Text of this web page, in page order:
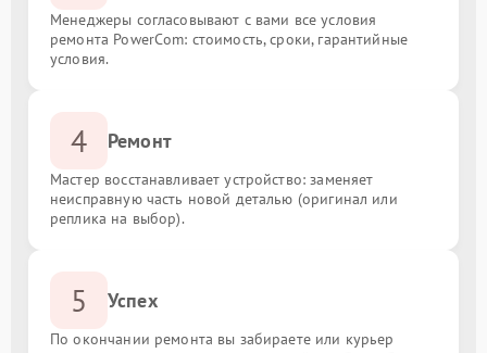
Менеджеры согласовывают с вами все условия
ремонта PowerCom: стоимость, сроки, гарантийные
условия.
4 Ремонт
Мастер восстанавливает устройство: заменяет
неисправную часть новой деталью (оригинал или
реплика на выбор).
5 Успех
По окончании ремонта вы забираете или курьер